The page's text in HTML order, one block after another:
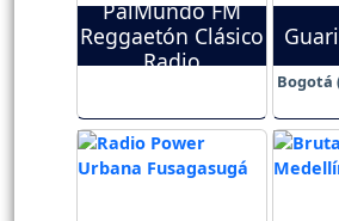
PalMundo FM
Reggaetón Clásico
Radio
Bogotá